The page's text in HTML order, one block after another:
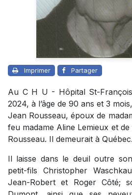
Imprimer Partager
Au C H U - Hôpital St-
2024, à l’âge de 90 ans et 3
Jean Rousseau, époux de
feu madame Aline Lemieux et
Rousseau. Il demeurait à Québec.
Il laisse dans le deuil outre
petit-fils Christopher
Jean-Robert et Roger Côté;